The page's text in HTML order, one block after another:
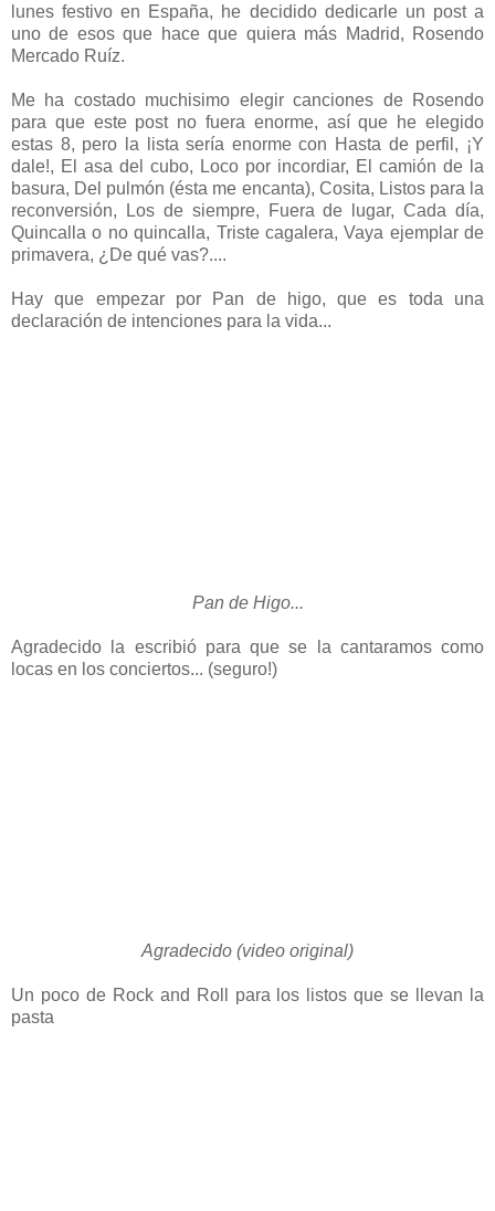
lunes festivo en España, he decidido dedicarle un post a
uno de esos que hace que quiera más Madrid, Rosendo
Mercado Ruíz.
Me ha costado muchisimo elegir canciones de Rosendo
para que este post no fuera enorme, así que he elegido
estas 8, pero la lista sería enorme con Hasta de perfil, ¡Y
dale!, El asa del cubo, Loco por incordiar, El camión de la
basura, Del pulmón (ésta me encanta), Cosita, Listos para la
reconversión, Los de siempre, Fuera de lugar, Cada día,
Quincalla o no quincalla, Triste cagalera, Vaya ejemplar de
primavera, ¿De qué vas?....
Hay que empezar por Pan de higo, que es toda una
declaración de intenciones para la vida...
Pan de Higo...
Agradecido la escribió para que se la cantaramos como
locas en los conciertos... (seguro!)
Agradecido (video original)
Un poco de Rock and Roll para los listos que se llevan la
pasta